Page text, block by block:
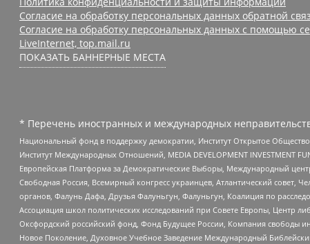
Согласие на обработку персональных данных обратной
Согласие на обработку персональных данных с помощью
LiveInternet, top.mail.ru
ПОКАЗАТЬ БАННЕРНЫЕ МЕСТА
* Перечень иностранных и международных
Национальный фонд в поддержку демократии, Институт Открытое
Институт Международных Отношений, MEDIA DEVELOPMENT INVESTMENT
Европейская Платформа за Демократические Выборы, Международный
Свободная Россия, Всемирный конгресс украинцев, Атлантический совет,
органов, Фалунь Дафа, Друзья Фалуньгун, Фалуньгун, Коалиция по
Ассоциация школ политических исследований при Совете Европы, Центр
Оксфордский российский фонд, Фонд Будущее России, Компания свободы
Новое Поколение, Духовное Учебное Заведение Международный